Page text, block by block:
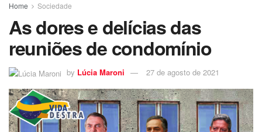
Home Sociedade
As dores e delícias das
reuniões de condomínio
by Lúcia Maroni 27 de agosto de 2021